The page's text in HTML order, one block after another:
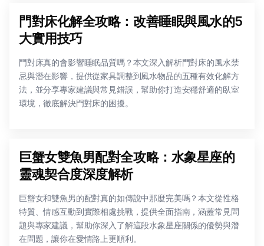
門對床化解全攻略：改善睡眠與風水的5
大實用技巧
門對床真的會影響睡眠品質嗎？本文深入解析門對床的風水禁
忌與潛在影響，提供從家具調整到風水物品的五種有效化解方
法，並分享專家建議與常見錯誤，幫助你打造安穩舒適的臥室
環境，徹底解決門對床的困擾。
巨蟹女雙魚男配對全攻略：水象星座的
靈魂契合度深度解析
巨蟹女和雙魚男的配對真的如傳說中那麼完美嗎？本文從性格
特質、情感互動到實際相處挑戰，提供全面指南，涵蓋常見問
題與專家建議，幫助你深入了解這段水象星座關係的優勢與潛
在問題，讓你在愛情路上更順利。